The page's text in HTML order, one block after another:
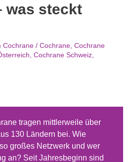
was steckt
Cochrane / Cochrane Cochrane
Cochrane Schweiz
tragen mittlerweile über
130 Ländern bei. Wie
großes Netzwerk und wer
an? Seit Jahresbeginn sind